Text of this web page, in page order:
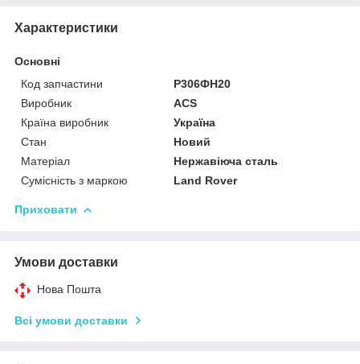
Характеристики
Основні
Код запчастини
Р306ФН20
Виробник
ACS
Країна виробник
Україна
Стан
Новий
Матеріал
Нержавіюча сталь
Сумісність з маркою
Land Rover
Приховати
Умови доставки
Нова Пошта
Всі умови доставки